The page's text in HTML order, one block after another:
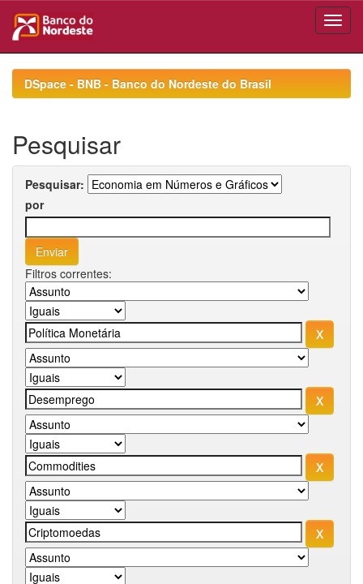
navigationDSpace - BNB - Banco do Nordeste do Brasil
Pesquisar
Pesquisar:
por
Filtros correntes: